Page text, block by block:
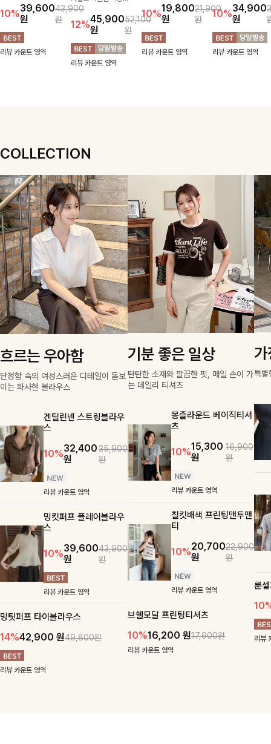
실루엣이 여성스러운
무드를 완성해주는 블
라우스 🤍 체형을 자
연스럽게 커버해주며
걸을 때마다 살랑이는
10%39,600
원
43,900
원
리뷰 카운트 영역
으로 여름 내내 부담
없이 즐기기 좋은 라
운드 니트 🤍 베이직
한 디자인으로 다양한
하의와 손쉽게 매치되
어 데일리하게 활용하
12%45,900
원
52,100
원
리뷰 카운트 영역
맞게 선택할 수 있는
활용도 높은 가디건
🤍 부드러운 착용감
과 베이직한 디자인으
로 단독은 물론 가볍
10%19,800
원
21,900
원
리뷰 카운트 영역
블라우스🖤 브이넥
카라 디자인에 여유로
운 소매핏 더해져 여
리하면서도 시원한 무
드로 즐기기 좋아요-
10%34,900
원
리뷰 카운트 영역
COLLECTION
흐르는 우아함
단정함 속의 여성스러운 디테일이 돋보
이는 화사한 블라우스
겐틸린넨 스트링블라우
스
10%32,400
원
35,900
원
리뷰 카운트 영역
밍킷퍼프 플레어블라우
스
10%39,600
원
43,900
원
리뷰 카운트 영역
밍팃퍼프 타이블라우스
14%42,900 원49,800원
리뷰 카운트 영역
기분 좋은 일상
탄탄한 소재와 깔끔한 핏, 매일 손이 가
는 데일리 티셔츠
몽즐라운드 베이직티셔
츠
10%15,300
원
16,900
원
리뷰 카운트 영역
칠킷배색 프린팅맨투맨
티
10%20,700
원
22,900
원
리뷰 카운트 영역
브쉘모달 프린팅티셔츠
10%16,200 원17,900원
리뷰 카운트 영역
가
특
룬
리뷰